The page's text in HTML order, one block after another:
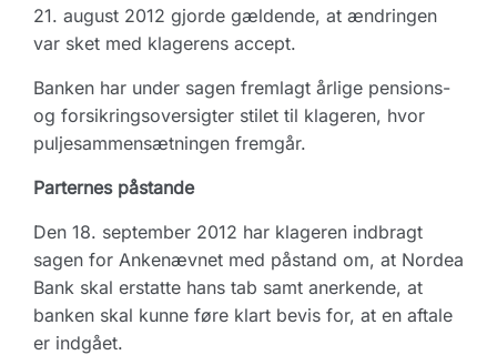
21. august 2012 gjorde gældende, at ændringen
var sket med klagerens accept.
Banken har under sagen fremlagt årlige pensions-
og forsikringsoversigter stilet til klageren, hvor
puljesammensætningen fremgår.
Parternes påstande
Den 18. september 2012 har klageren indbragt
sagen for Ankenævnet med påstand om, at Nordea
Bank skal erstatte hans tab samt anerkende, at
banken skal kunne føre klart bevis for, at en aftale
er indgået.